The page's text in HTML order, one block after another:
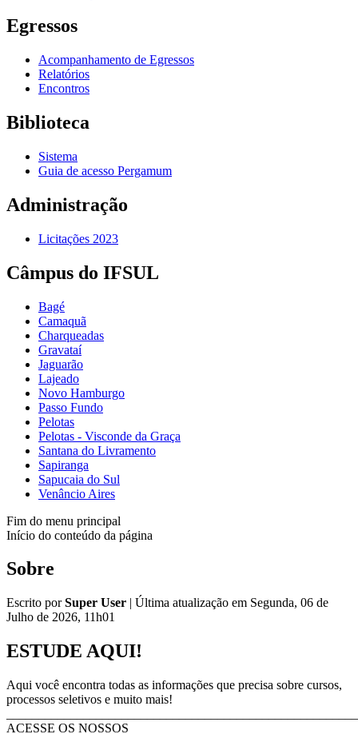
Egressos
Acompanhamento de Egressos
Relatórios
Encontros
Biblioteca
Sistema
Guia de acesso Pergamum
Administração
Licitações 2023
Câmpus do IFSUL
Bagé
Camaquã
Charqueadas
Gravataí
Jaguarão
Lajeado
Novo Hamburgo
Passo Fundo
Pelotas
Pelotas - Visconde da Graça
Santana do Livramento
Sapiranga
Sapucaia do Sul
Venâncio Aires
Fim do menu principal
Início do conteúdo da página
Sobre
Escrito porSuper User | Última atualização em Segunda, 06 de
Julho de 2026, 11h01
ESTUDE AQUI!
Aqui você encontra todas as informações que precisa sobre cursos,
processos seletivos e muito mais!
ACESSE OS NOSSOS